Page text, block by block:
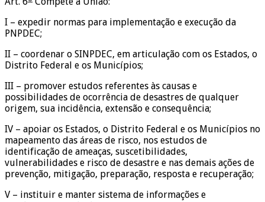
I – expedir normas para implementação e execução da
PNPDEC;
II – coordenar o SINPDEC, em articulação com os Estados, o
Distrito Federal e os Municípios;
III – promover estudos referentes às causas e
possibilidades de ocorrência de desastres de qualquer
origem, sua incidência, extensão e consequência;
IV – apoiar os Estados, o Distrito Federal e os Municípios no
mapeamento das áreas de risco, nos estudos de
identificação de ameaças, suscetibilidades,
vulnerabilidades e risco de desastre e nas demais ações de
prevenção, mitigação, preparação, resposta e recuperação;
V – instituir e manter sistema de informações e